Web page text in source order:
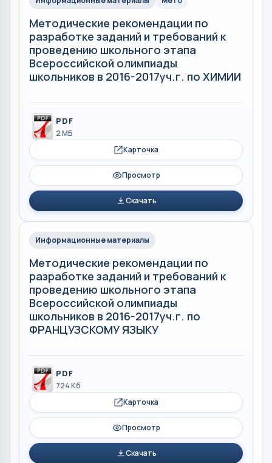
Методические рекомендации по
разработке заданий и требований к
проведению школьного этапа
Всероссийской олимпиады
школьников в 2016-2017уч.г. по ХИМИИ
PDF
2 МБ
Карточка
Просмотр
Скачать
Информационные материалы
Методические рекомендации по
разработке заданий и требований к
проведению школьного этапа
Всероссийской олимпиады
школьников в 2016-2017уч.г. по
ФРАНЦУЗСКОМУ ЯЗЫКУ
PDF
724 Кб
Карточка
Просмотр
Скачать